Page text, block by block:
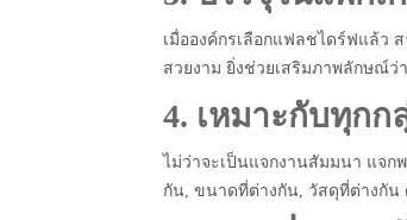
เมื่อองค์กรเลือกแฟลชไดร์ฟแล้ว
สวยงาม ยิ่งช่วยเสริมภาพลักษณ์ว่
4. เหมาะกับทุก
ไม่ว่าจะเป็นแจกงานสัมมนา แจ
กัน, ขนาดที่ต่างกัน, วัสดุที่ต่างกัน